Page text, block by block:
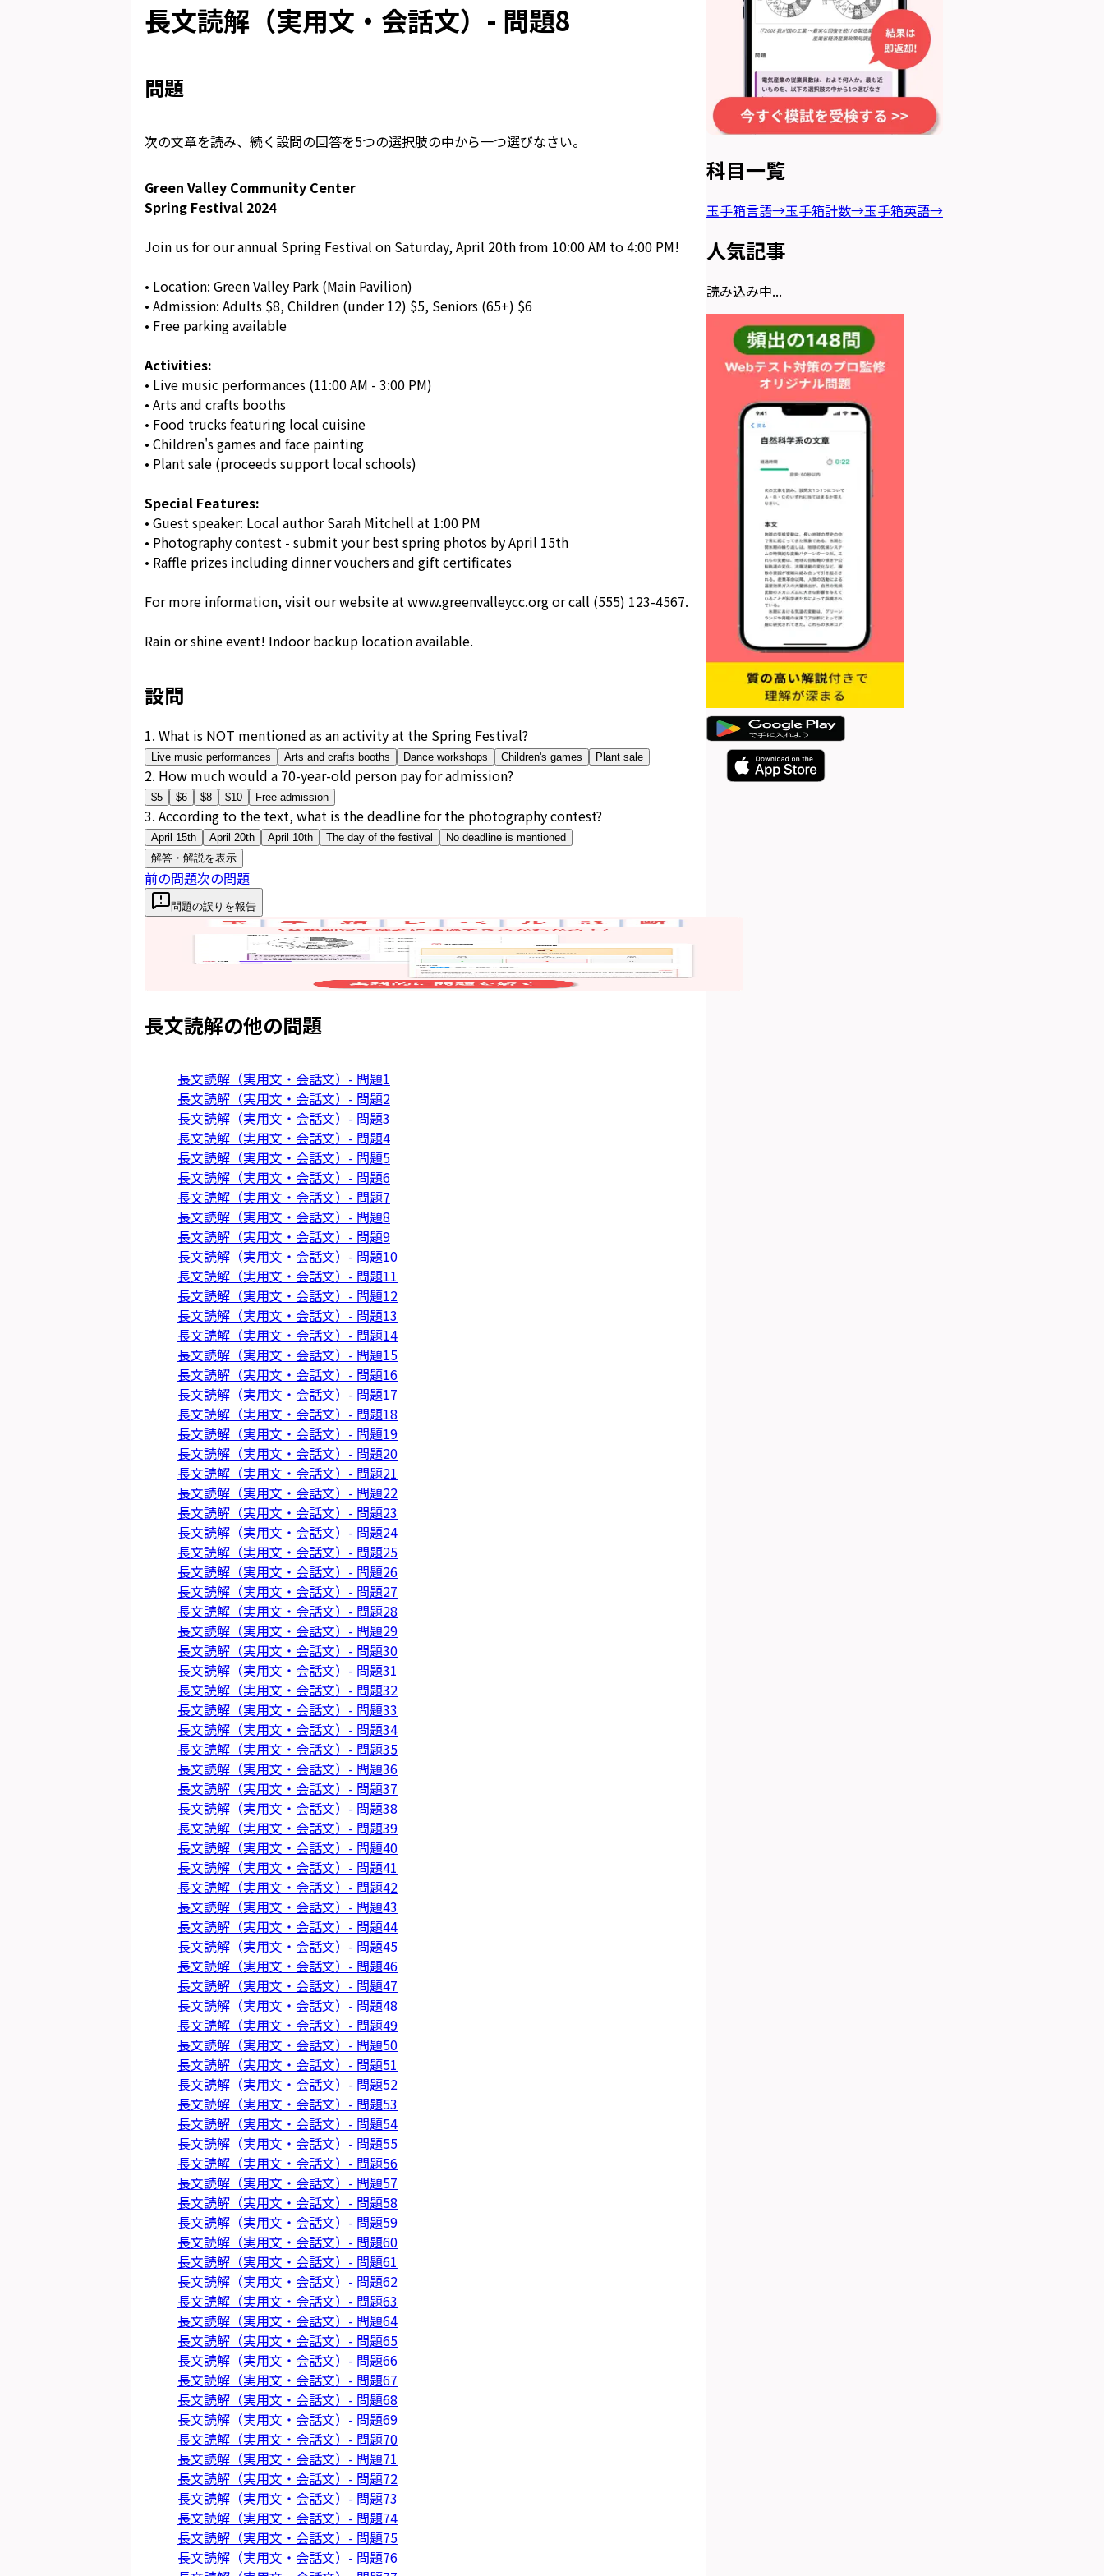
長文読解（実用文・会話文）- 問題8
問題
次の文章を読み、続く設問の回答を5つの選択肢の中から一つ選びなさい。
Green Valley Community Center
Spring Festival 2024
Join us for our annual Spring Festival on Saturday, April 20th from 10:00 AM to 4:00 PM!
• Location: Green Valley Park (Main Pavilion)
• Admission: Adults $8, Children (under 12) $5, Seniors (65+) $6
• Free parking available
Activities:
• Live music performances (11:00 AM - 3:00 PM)
• Arts and crafts booths
• Food trucks featuring local cuisine
• Children's games and face painting
• Plant sale (proceeds support local schools)
Special Features:
• Guest speaker: Local author Sarah Mitchell at 1:00 PM
• Photography contest - submit your best spring photos by April 15th
• Raffle prizes including dinner vouchers and gift certificates
For more information, visit our website at www.greenvalleycc.org or call (555) 123-4567.
Rain or shine event! Indoor backup location available.
設問
1. What is NOT mentioned as an activity at the Spring Festival?
Live music performances Arts and crafts booths Dance workshops Children's games Plant sale
2. How much would a 70-year-old person pay for admission?
$5 $6 $8 $10 Free admission
3. According to the text, what is the deadline for the photography contest?
April 15th April 20th April 10th The day of the festival
No deadline is mentioned
解答・解説を表示
前の問題次の問題
問題の誤りを報告
長文読解の他の問題
長文読解（実用文・会話文）- 問題1
長文読解（実用文・会話文）- 問題2
長文読解（実用文・会話文）- 問題3
長文読解（実用文・会話文）- 問題4
長文読解（実用文・会話文）- 問題5
長文読解（実用文・会話文）- 問題6
長文読解（実用文・会話文）- 問題7
長文読解（実用文・会話文）- 問題8
長文読解（実用文・会話文）- 問題9
長文読解（実用文・会話文）- 問題10
長文読解（実用文・会話文）- 問題11
長文読解（実用文・会話文）- 問題12
長文読解（実用文・会話文）- 問題13
長文読解（実用文・会話文）- 問題14
長文読解（実用文・会話文）- 問題15
長文読解（実用文・会話文）- 問題16
長文読解（実用文・会話文）- 問題17
長文読解（実用文・会話文）- 問題18
長文読解（実用文・会話文）- 問題19
長文読解（実用文・会話文）- 問題20
長文読解（実用文・会話文）- 問題21
長文読解（実用文・会話文）- 問題22
長文読解（実用文・会話文）- 問題23
長文読解（実用文・会話文）- 問題24
長文読解（実用文・会話文）- 問題25
長文読解（実用文・会話文）- 問題26
長文読解（実用文・会話文）- 問題27
長文読解（実用文・会話文）- 問題28
長文読解（実用文・会話文）- 問題29
長文読解（実用文・会話文）- 問題30
長文読解（実用文・会話文）- 問題31
長文読解（実用文・会話文）- 問題32
長文読解（実用文・会話文）- 問題33
長文読解（実用文・会話文）- 問題34
長文読解（実用文・会話文）- 問題35
長文読解（実用文・会話文）- 問題36
長文読解（実用文・会話文）- 問題37
長文読解（実用文・会話文）- 問題38
長文読解（実用文・会話文）- 問題39
長文読解（実用文・会話文）- 問題40
長文読解（実用文・会話文）- 問題41
長文読解（実用文・会話文）- 問題42
長文読解（実用文・会話文）- 問題43
長文読解（実用文・会話文）- 問題44
長文読解（実用文・会話文）- 問題45
長文読解（実用文・会話文）- 問題46
長文読解（実用文・会話文）- 問題47
長文読解（実用文・会話文）- 問題48
長文読解（実用文・会話文）- 問題49
長文読解（実用文・会話文）- 問題50
長文読解（実用文・会話文）- 問題51
長文読解（実用文・会話文）- 問題52
長文読解（実用文・会話文）- 問題53
長文読解（実用文・会話文）- 問題54
長文読解（実用文・会話文）- 問題55
長文読解（実用文・会話文）- 問題56
長文読解（実用文・会話文）- 問題57
長文読解（実用文・会話文）- 問題58
長文読解（実用文・会話文）- 問題59
長文読解（実用文・会話文）- 問題60
長文読解（実用文・会話文）- 問題61
長文読解（実用文・会話文）- 問題62
長文読解（実用文・会話文）- 問題63
長文読解（実用文・会話文）- 問題64
長文読解（実用文・会話文）- 問題65
長文読解（実用文・会話文）- 問題66
長文読解（実用文・会話文）- 問題67
長文読解（実用文・会話文）- 問題68
長文読解（実用文・会話文）- 問題69
長文読解（実用文・会話文）- 問題70
長文読解（実用文・会話文）- 問題71
長文読解（実用文・会話文）- 問題72
長文読解（実用文・会話文）- 問題73
長文読解（実用文・会話文）- 問題74
長文読解（実用文・会話文）- 問題75
長文読解（実用文・会話文）- 問題76
科目一覧
玉手箱言語→玉手箱計数→玉手箱英語→
人気記事
読み込み中...